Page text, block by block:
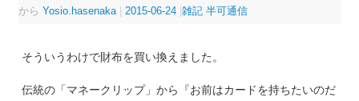
から Yosio.hasenaka 2015-06-24 雑記 半可通信
そういうわけで財布を買い換えました。
伝統の「マネークリップ」から『お前はカードを持ちたいのだ